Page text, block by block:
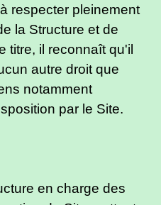
respecter pleinement
la Structure et de
titre, il reconnaît qu'il
autre droit que
notamment
par le Site.
en charge des